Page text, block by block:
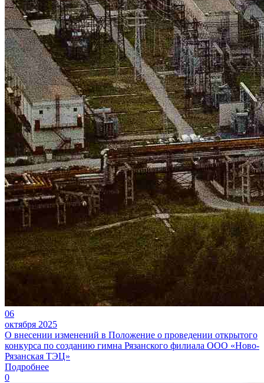
06
октября 2025
О внесении изменений в Положение о проведении открытого
конкурса по созданию гимна Рязанского филиала ООО «Ново-
Рязанская ТЭЦ»
Подробнее
0